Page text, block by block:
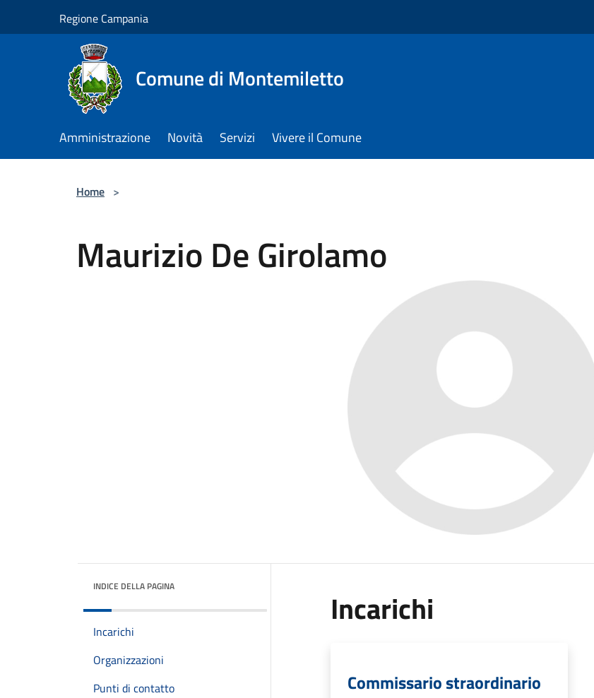
Regione Campania
Comune di Montemiletto
Amministrazione Novità Servizi Vivere il Comune
Home >
Maurizio De Girolamo
INDICE DELLA PAGINA
Incarichi
Organizzazioni
Punti di contatto
Incarichi
Commissario straordinario